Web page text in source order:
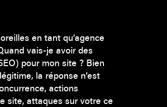
en tant qu’agence
vais-je avoir des
pour mon site ? Bien
la réponse n’est
actions
site, attaques sur votre ce